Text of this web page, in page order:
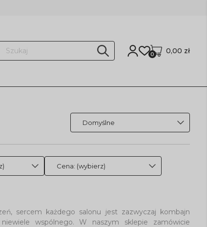
0,00 zł
0
Cena: (wybierz)
sercem każdego salonu jest zazwyczaj kombajn
wspólnego. W naszym sklepie zamówicie